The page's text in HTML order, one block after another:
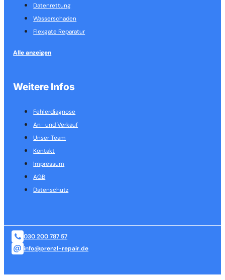
Datenrettung
Wasserschaden
Flexgate Reparatur
Alle anzeigen
Weitere Infos
Fehlerdiagnose
An- und Verkauf
Unser Team
Kontakt
Impressum
AGB
Datenschutz
030 200 787 57
info@prenzl-repair.de